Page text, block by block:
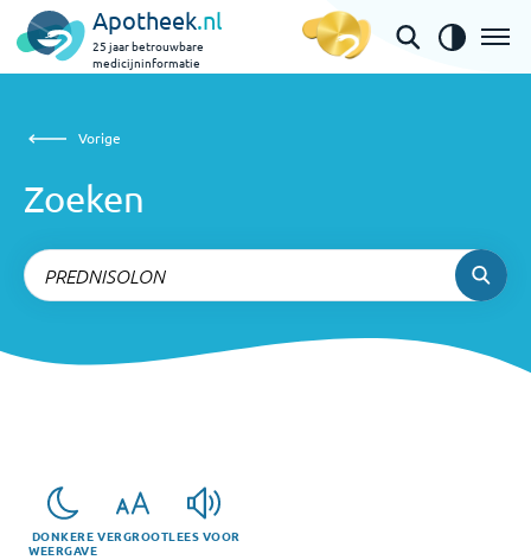
Apotheek.nl
25 jaar betrouwbare
medicijninformatie
Vorige
Vorige
Zoeken
DONKERE
WEERGAVE
VERGROOTLEES VOOR